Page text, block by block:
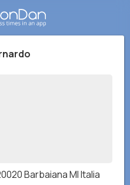
Barbaiana MI Italia